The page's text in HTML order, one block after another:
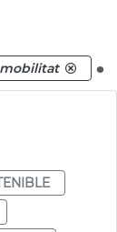
mobilitat .